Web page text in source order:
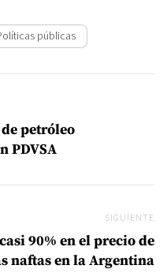
públicas
petróleo
PDVSA
SIGUIENTE
90% en el precio de
naftas en la Argentina